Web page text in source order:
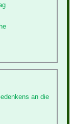
an die